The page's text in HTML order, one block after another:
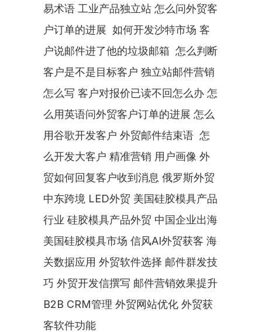
易术语 工业产品独立站 怎么问外贸客
户订单的进展  如何开发沙特市场 客
户说邮件进了他的垃圾邮箱  怎么判断
客户是不是目标客户 独立站邮件营销
怎么写 客户对报价已读不回怎么办 怎
么用英语问外贸客户订单的进展 怎么
用谷歌开发客户 外贸邮件结束语  怎
么开发大客户 精准营销 用户画像 外
贸如何回复客户收到消息 俄罗斯外贸
中东跨境 LED外贸 美国硅胶模具产品
行业 硅胶模具产品外贸 中国企业出海
美国硅胶模具市场 信风AI外贸获客 海
关数据应用 外贸软件选择 邮件群发技
巧 外贸开发信撰写 邮件营销效果提升
B2B CRM管理 外贸网站优化 外贸获
客软件功能